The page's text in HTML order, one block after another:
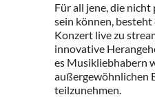
Für all jene, die
sein können,
Konzert live zu
innovative
es Musikliebhabern
außergewöhnlichen
teilzunehmen.